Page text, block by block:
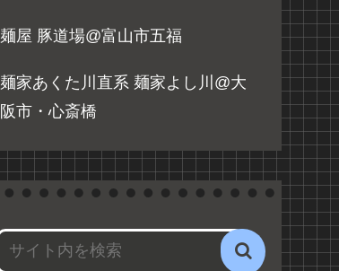
麺屋 豚道場@富山市五福
麺家あくた川直系 麺家よし川@大
阪市・心斎橋